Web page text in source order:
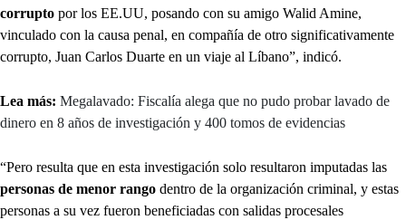
corrupto por los EE.UU, posando con su amigo Walid Amine,
vinculado con la causa penal, en compañía de otro significativamente
corrupto, Juan Carlos Duarte en un viaje al Líbano”, indicó.
Lea más: Megalavado: Fiscalía alega que no pudo probar lavado de
dinero en 8 años de investigación y 400 tomos de evidencias
“Pero resulta que en esta investigación solo resultaron imputadas las
personas de menor rango dentro de la organización criminal, y estas
personas a su vez fueron beneficiadas con salidas procesales